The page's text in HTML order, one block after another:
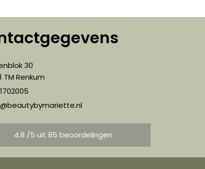
30
TM Renkum
4.8 /5 uit 85 beoordelingen